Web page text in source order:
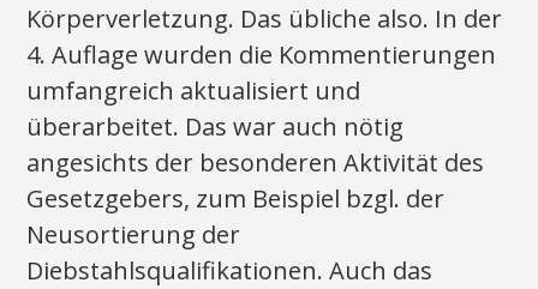
Körperverletzung. Das übliche also. In der
4. Auflage wurden die Kommentierungen
umfangreich aktualisiert und
überarbeitet. Das war auch nötig
angesichts der besonderen Aktivität des
Gesetzgebers, zum Beispiel bzgl. der
Neusortierung der
Diebstahlsqualifikationen. Auch das